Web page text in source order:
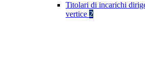
Titolari di incarichi
vertice 2